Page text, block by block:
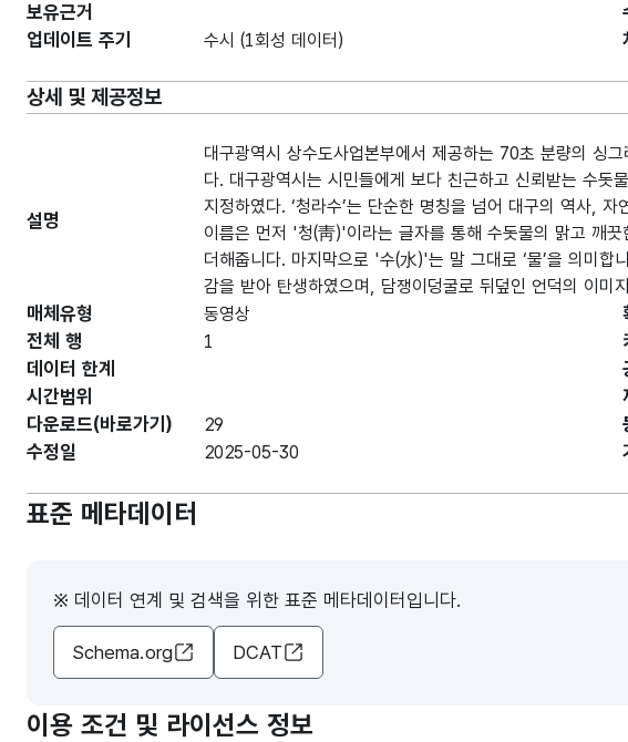
보유근거
업데이트 주기
수시 (1회성 데이터)
상세 및 제공정보
설명
대구광역시 상수도사업본부에서 제공하는 70초 분량의 싱
다. 대구광역시는 시민들에게 보다 친근하고 신뢰받는 수
지정하였다. ‘청라수’는 단순한 명칭을 넘어 대구의 역사,
이름은 먼저 '청(靑)'이라는 글자를 통해 수돗물의 맑고 깨
더해줍니다. 마지막으로 '수(水)'는 말 그대로 ‘물’을 의미합
감을 받아 탄생하였으며, 담쟁이덩굴로 뒤덮인 언덕의 이미
매체유형 동영상
전체 행 1
데이터 한계
시간범위
다운로드(바로가기) 29
수정일 2025-05-30
표준 메타데이터
※ 데이터 연계 및 검색을 위한 표준 메타데이터입니다.
Schema.org DCAT
이용 조건 및 라이선스 정보